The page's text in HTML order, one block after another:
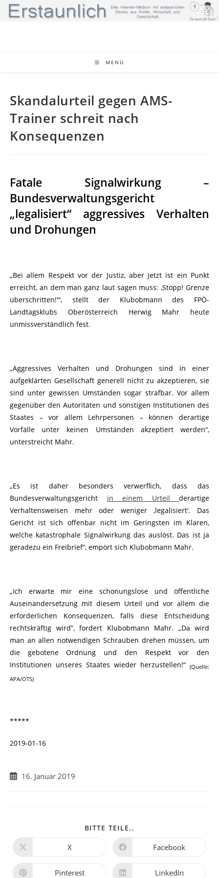
Zum
Inhalt
MENÜ
Skandalurteil gegen AMS-
Trainer schreit nach
Konsequenzen
Fatale Signalwirkung –
Bundesverwaltungsgericht
„legalisiert“ aggressives Verhalten
und Drohungen
„Bei allem Respekt vor der Justiz, aber jetzt ist ein Punkt
erreicht, an dem man ganz laut sagen muss: ‚Stopp! Grenze
überschritten!'“, stellt der Klubobmann des FPÖ-
Landtagsklubs Oberösterreich Herwig Mahr heute
unmissverständlich fest.
„Aggressives Verhalten und Drohungen sind in einer
aufgeklärten Gesellschaft generell nicht zu akzeptieren, sie
sind unter gewissen Umständen sogar strafbar. Vor allem
gegenüber den Autoritäten und sonstigen Institutionen des
Staates – vor allem Lehrpersonen – können derartige
Vorfälle unter keinen Umständen akzeptiert werden“,
unterstreicht Mahr.
„Es ist daher besonders verwerflich, dass das
Bundesverwaltungsgericht in einem Urteil derartige
Verhaltensweisen mehr oder weniger ‚legalisiert‘. Das
Gericht ist sich offenbar nicht im Geringsten im Klaren,
welche katastrophale Signalwirkung das auslöst. Das ist ja
geradezu ein Freibrief“, empört sich Klubobmann Mahr.
„Ich erwarte mir eine schonungslose und öffentliche
Auseinandersetzung mit diesem Urteil und vor allem die
erforderlichen Konsequenzen, falls diese Entscheidung
rechtskräftig wird“, fordert Klubobmann Mahr. „Da wird
man an allen notwendigen Schrauben drehen müssen, um
die gebotene Ordnung und den Respekt vor den
Institutionen unseres Staates wieder herzustellen!“ (Quelle:
APA/OTS)
*****
2019-01-16
Beitrag16. Januar 2019
BITTE TEILE..
Öffnet
neuen
X Öffnet
neuen
Facebook
Öffnet
Pinterest Öffnet
LinkedIn